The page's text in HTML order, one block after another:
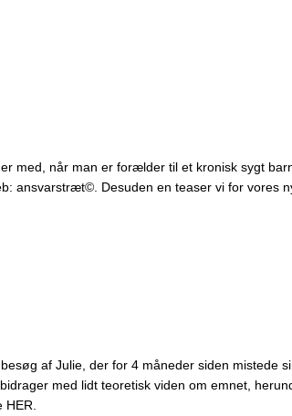
med, når man er forælder til et kronisk sygt
ansvarstræt©. Desuden en teaser vi for vores
af Julie, der for 4 måneder siden mistede
med lidt teoretisk viden om emnet,